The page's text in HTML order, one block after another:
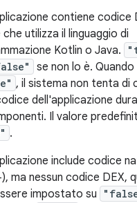
contiene codice
utilizza il linguaggio di
Kotlin o Java.
se non lo è.
, il sistema non tenta di
dell'applicazione
Il valore
.
include codice
ma nessun codice DEX,
impostato su